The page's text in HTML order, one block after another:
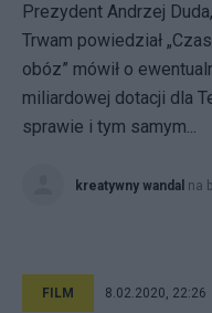
Prezydent Andrzej
Trwam powiedział
obóz” mówił o
miliardowej dotacji dla
sprawie i tym samym...
kreatywny wandal na
FILM 8.02.2020, 22:26